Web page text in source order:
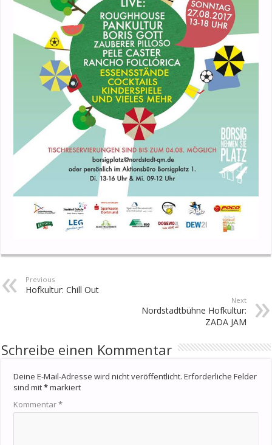
Previous
Hofkultur: Chill Out
Next
Nordstadtbühne Hofkultur:
ZADA JAM
Schreibe einen Kommentar
Deine E-Mail-Adresse wird nicht veröffentlicht. Erforderliche Felder
sind mit*markiert
Kommentar*